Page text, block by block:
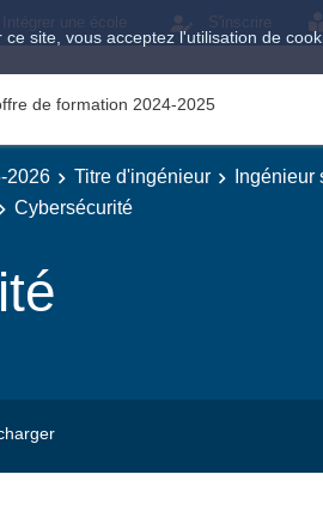
site, vous acceptez l'utilisation de
Intégrer une école S'inscrire
de formation 2024-2025
2026 Titre d'ingénieur
Cybersécurité